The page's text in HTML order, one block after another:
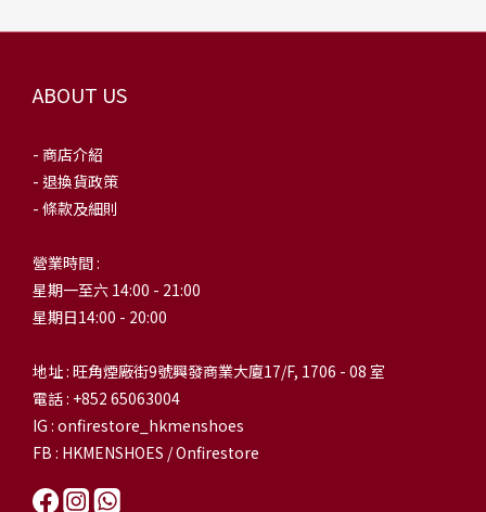
ABOUT US
- 商店介紹
- 退換貨政策
- 條款及細則
營業時間 :
星期一至六 14:00 - 21:00
星期日14:00 - 20:00
地址 : 旺角煙廠街9號興發商業大廈17/F, 1706 - 08 室
電話 : +852 65063004
IG : onfirestore_hkmenshoes
FB : HKMENSHOES / Onfirestore